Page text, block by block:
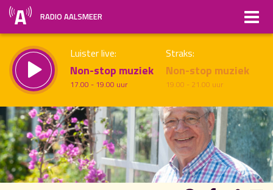
RADIO AALSMEER
Luister live:
Non-stop muziek
17.00 - 19.00 uur
Straks:
Non-stop muziek
19.00 - 21.00 uur
19.00 20.00
Vorig uur uur 1 van 1 Volgend uur
Inklappen